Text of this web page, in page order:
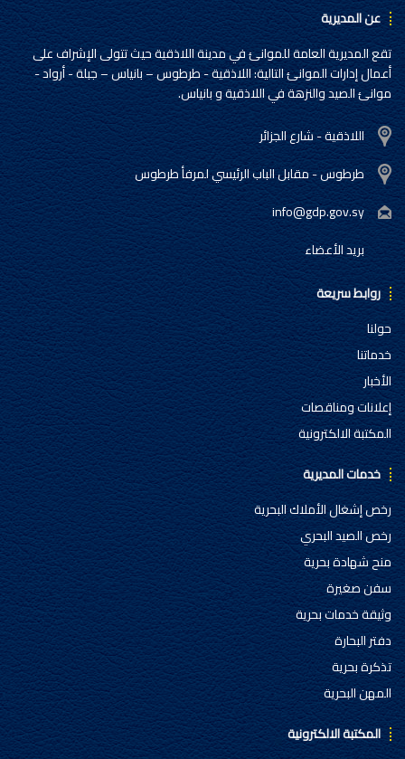
عن المديرية
تقع المديرية العامة للموانئ في مدينة اللاذقية حيث تتولى الإشراف على
أعمال إدارات الموانئ التالية: اللاذقية - طرطوس – بانياس – جبلة - أرواد -
موانئ الصيد والنزهة في اللاذقية و بانياس.
اللاذقية - شارع الجزائر
طرطوس - مقابل الباب الرئيسي لمرفأ طرطوس
info@gdp.gov.sy
بريد الأعضاء
روابط سريعة
حولنا
خدماتنا
الأخبار
إعلانات ومناقصات
المكتبة الالكترونية
خدمات المديرية
رخص إشغال الأملاك البحرية
رخص الصيد البحري
منح شهادة بحرية
سفن صغيرة
وثيقة خدمات بحرية
دفتر البحارة
تذكرة بحرية
المهن البحرية
المكتبة الالكترونية